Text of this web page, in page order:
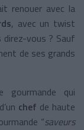
renouer avec la
, avec un twist
direz-vous ? Sauf
de ses grands
gourmande qui
chef de haute
“saveurs